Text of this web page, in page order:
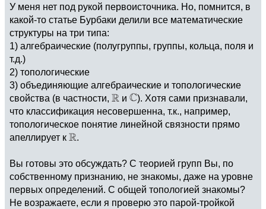
У меня нет под рукой первоисточника. Но, помнится, в
какой-то статье Бурбаки делили все математические
структуры на три типа:
1) алгебраические (полугруппы, группы, кольца, поля и
т.д.)
2) топологические
3) объединяющие алгебраические и топологические
свойства (в частности,
и
). Хотя сами признавали,
что классификация несовершенна, т.к., например,
топологическое понятие линейной связности прямо
апеллирует к
.
Вы готовы это обсуждать? С теорией групп Вы, по
собственному признанию, не знакомы, даже на уровне
первых определений. С общей топологией знакомы?
Не возражаете, если я проверю это парой-тройкой